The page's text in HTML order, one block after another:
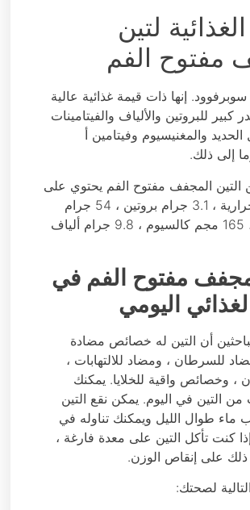
لتين
مفتوح الفم
إنها ذات قيمة غذائية عالية
للبروتين والألياف والفيتامينات
والمغنيسيوم وفيتامين أ
إلى ذلك.
من التين المجفف مفتوح الفم يحتوي على
250 سعرة حرارية ، 3.1 جرام بروتين ، 54 جرام
كربوهيدرات ، 165 مجم كالسيوم ، 9.8 جرام ألياف
مفتوح الفم في
اليومي
أن التين له خصائص مضادة
للسرطان ، ومضاد للالتهابات ،
وخصائص واقية للخلايا. يمكنك
3 حبات من التين في اليوم. يمكن نقع التين
طوال الليل ويمكنك تناوله في
إذا كنت تأكل التين على معدة فارغة ،
على إنقاص الوزن.
لصحتك: